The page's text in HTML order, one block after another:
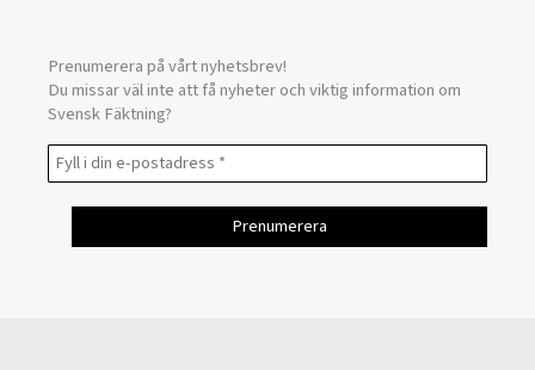
Prenumerera på vårt nyhetsbrev!
Du missar väl inte att få nyheter och viktig information om
Svensk Fäktning?